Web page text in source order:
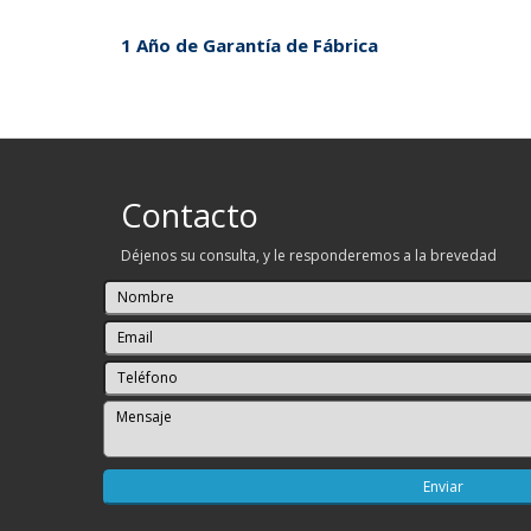
1 Año de Garantía de Fábrica
Contacto
Déjenos su consulta, y le responderemos a la brevedad